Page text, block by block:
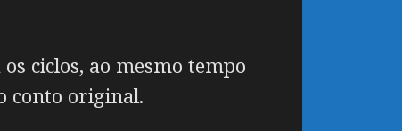
ciclos, ao mesmo tempo
conto original.